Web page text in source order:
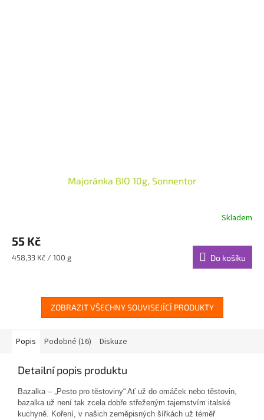
Majoránka BIO 10g, Sonnentor
Skladem
55 Kč
Měrná
458,33 Kč / 100 g Do košíku
ZOBRAZIT VŠECHNY SOUVISEJÍCÍ PRODUKTY
Popis Podobné (16) Diskuze
Detailní popis produktu
Bazalka – „Pesto pro těstoviny“ Ať už do omáček nebo těstovin,
bazalka už není tak zcela dobře střeženým tajemstvím italské
kuchyně. Koření, v našich zeměpisných šířkách už téměř